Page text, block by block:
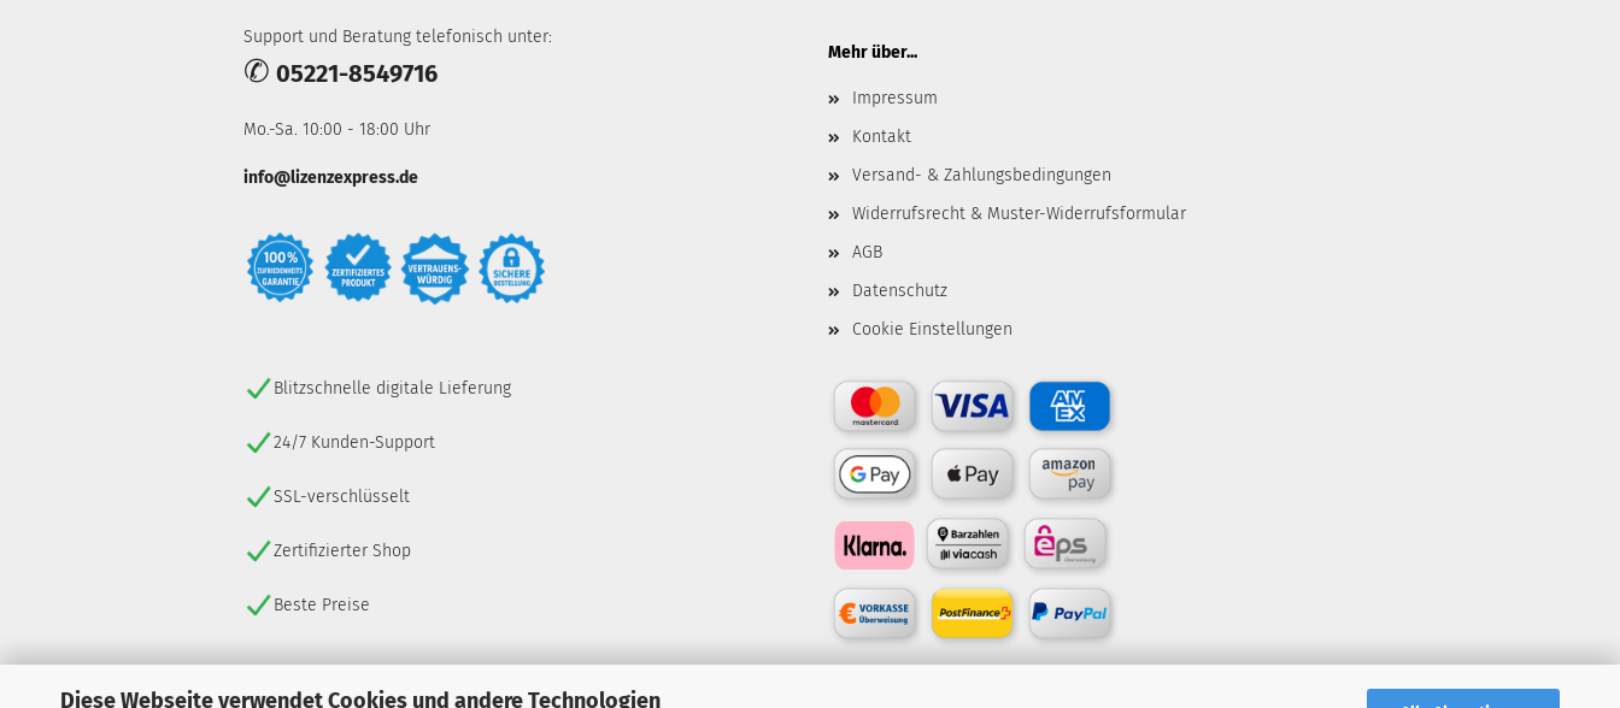
Diese Webseite verwendet Cookies und andere Technologien
Support und Beratung telefonisch unter:
✆ 05221-8549716
Mo.-Sa. 10:00 - 18:00 Uhr
info@lizenzexpress.de
Mehr über...
Impressum
Kontakt
Versand- & Zahlungsbedingungen
Widerrufsrecht & Muster-Widerrufsformular
AGB
Datenschutz
Cookie Einstellungen
Blitzschnelle digitale Lieferung
24/7 Kunden-Support
SSL-verschlüsselt
Zertifizierter Shop
Beste Preise